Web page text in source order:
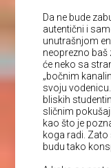
Da ne bude
autentični i
unutrašnjom
neoprezno
će neko sa
„bočnim
svoju
bliskih
sličnim
kao što je
koga radi.
budu tako